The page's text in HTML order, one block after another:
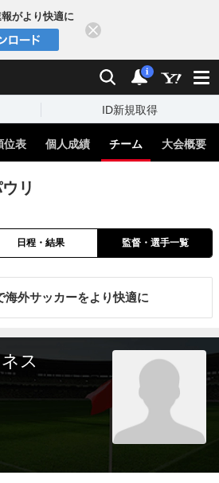
がより快適に
検索 通知
i
ID新規取得
位表 個人成績 チーム 大会概要
リ
日程・結果 監督・選手一覧
海外サッカーをより快適に
ス